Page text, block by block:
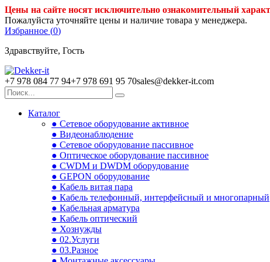
Цены на сайте носят исключительно ознакомительный
Пожалуйста уточняйте цены и наличие товара у менеджера.
Избранное (0)
Здравствуйте, Гость
+7 978 084 77 94+7 978 691 95 70sales@dekker-it.com
Каталог
● Сетевое оборудование активное
● Видеонаблюдение
● Сетевое оборудование пассивное
● Оптическое оборудование пассивное
● CWDM и DWDM оборудование
● GEPON оборудование
● Кабель витая пара
● Кабель телефонный, интерфейсный и многопарный
● Кабельная арматура
● Кабель оптический
● Хознужды
● 02.Услуги
● 03.Разное